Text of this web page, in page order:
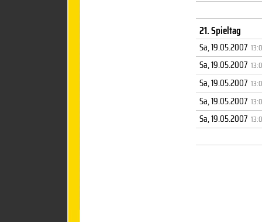
21. Spieltag
Sa, 19.05.2007
Sa, 19.05.2007
Sa, 19.05.2007
Sa, 19.05.2007
Sa, 19.05.2007